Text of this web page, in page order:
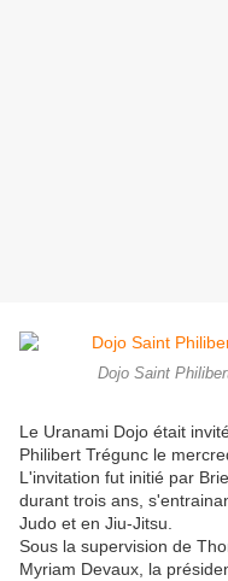
Dojo Saint
Le Uranami Dojo était
Philibert Trégunc le
L'invitation fut initié par
durant trois ans,
Judo et en Jiu-Jitsu.
Sous la supervision de
Myriam Devaux, la